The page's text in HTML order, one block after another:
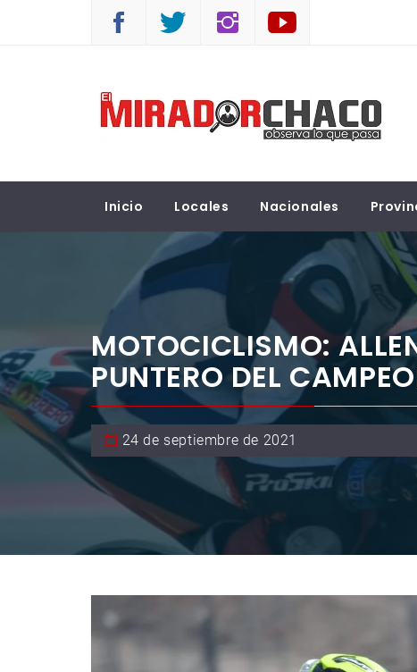
EL MIRADOR CHACO
Inicio Locales Nacionales
MOTOCICLISMO:
PUNTERO DEL
24 de septiembre de 2021